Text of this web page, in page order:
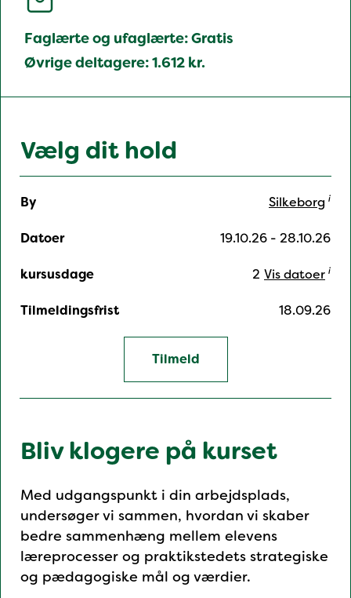
Faglærte og ufaglærte: Gratis
Øvrige deltagere: 1.612 kr.
Vælg dit hold
By TilmeldingsfristSilkeborg i
19.10.26 - 28.10.26
2 Vis datoer i
18.09.26
Tilmeld
Bliv klogere på kurset
Med udgangspunkt i din arbejdsplads,
undersøger vi sammen, hvordan vi skaber
bedre sammenhæng mellem elevens
læreprocesser og praktikstedets strategiske
og pædagogiske mål og værdier.